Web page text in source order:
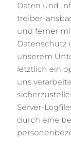
Daten und
treiber-
und ferner
Datenschutz
unserem
letztlich ein
uns
Server-
durch eine